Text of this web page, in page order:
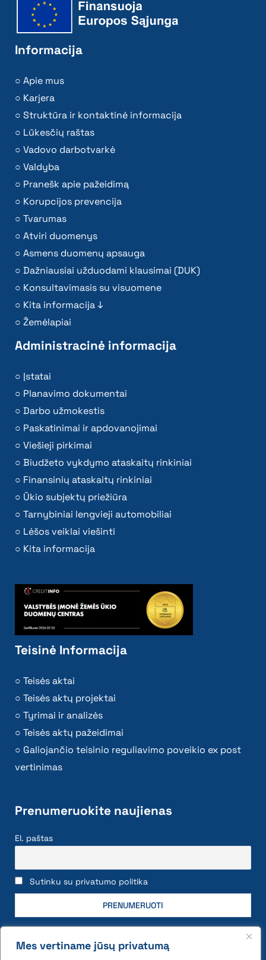
Mes vertiname jūsų privatumą
Informacija
Apie mus
Karjera
Struktūra ir kontaktinė informacija
Lūkesčių raštas
Vadovo darbotvarkė
Valdyba
Pranešk apie pažeidimą
Korupcijos prevencija
Tvarumas
Atviri duomenys
Asmens duomenų apsauga
Dažniausiai užduodami klausimai (DUK)
Konsultavimasis su visuomene
Kita informacija ↓
Žemėlapiai
Administracinė informacija
Įstatai
Planavimo dokumentai
Darbo užmokestis
Paskatinimai ir apdovanojimai
Viešieji pirkimai
Biudžeto vykdymo ataskaitų rinkiniai
Finansinių ataskaitų rinkiniai
Ūkio subjektų priežiūra
Tarnybiniai lengvieji automobiliai
Lėšos veiklai viešinti
Kita informacija
Teisinė Informacija
Teisės aktai
Teisės aktų projektai
Tyrimai ir analizės
Teisės aktų pažeidimai
Galiojančio teisinio reguliavimo poveikio ex post
vertinimas
Prenumeruokite naujienas
El. paštas
Sutinku su privatumo politika